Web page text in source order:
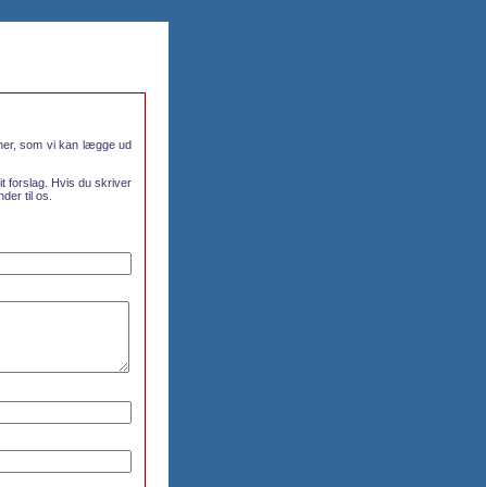
som vi kan lægge ud
forslag. Hvis du skriver
til os.